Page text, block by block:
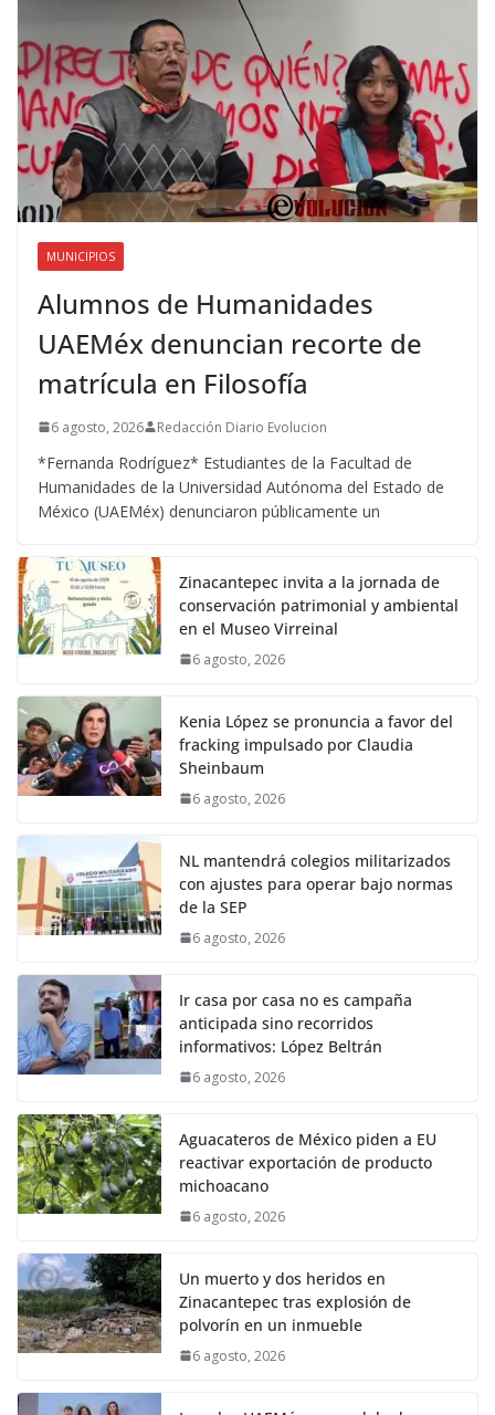
MUNICIPIOS
Alumnos de Humanidades
UAEMéx denuncian recorte de
matrícula en Filosofía
6 agosto, 2026 Redacción Diario Evolucion
*Fernanda Rodríguez* Estudiantes de la Facultad de
Humanidades de la Universidad Autónoma del Estado de
México (UAEMéx) denunciaron públicamente un
Zinacantepec invita a la jornada de
conservación patrimonial y ambiental
en el Museo Virreinal
6 agosto, 2026
Kenia López se pronuncia a favor del
fracking impulsado por Claudia
Sheinbaum
6 agosto, 2026
NL mantendrá colegios militarizados
con ajustes para operar bajo normas
de la SEP
6 agosto, 2026
Ir casa por casa no es campaña
anticipada sino recorridos
informativos: López Beltrán
6 agosto, 2026
Aguacateros de México piden a EU
reactivar exportación de producto
michoacano
6 agosto, 2026
Un muerto y dos heridos en
Zinacantepec tras explosión de
polvorín en un inmueble
6 agosto, 2026